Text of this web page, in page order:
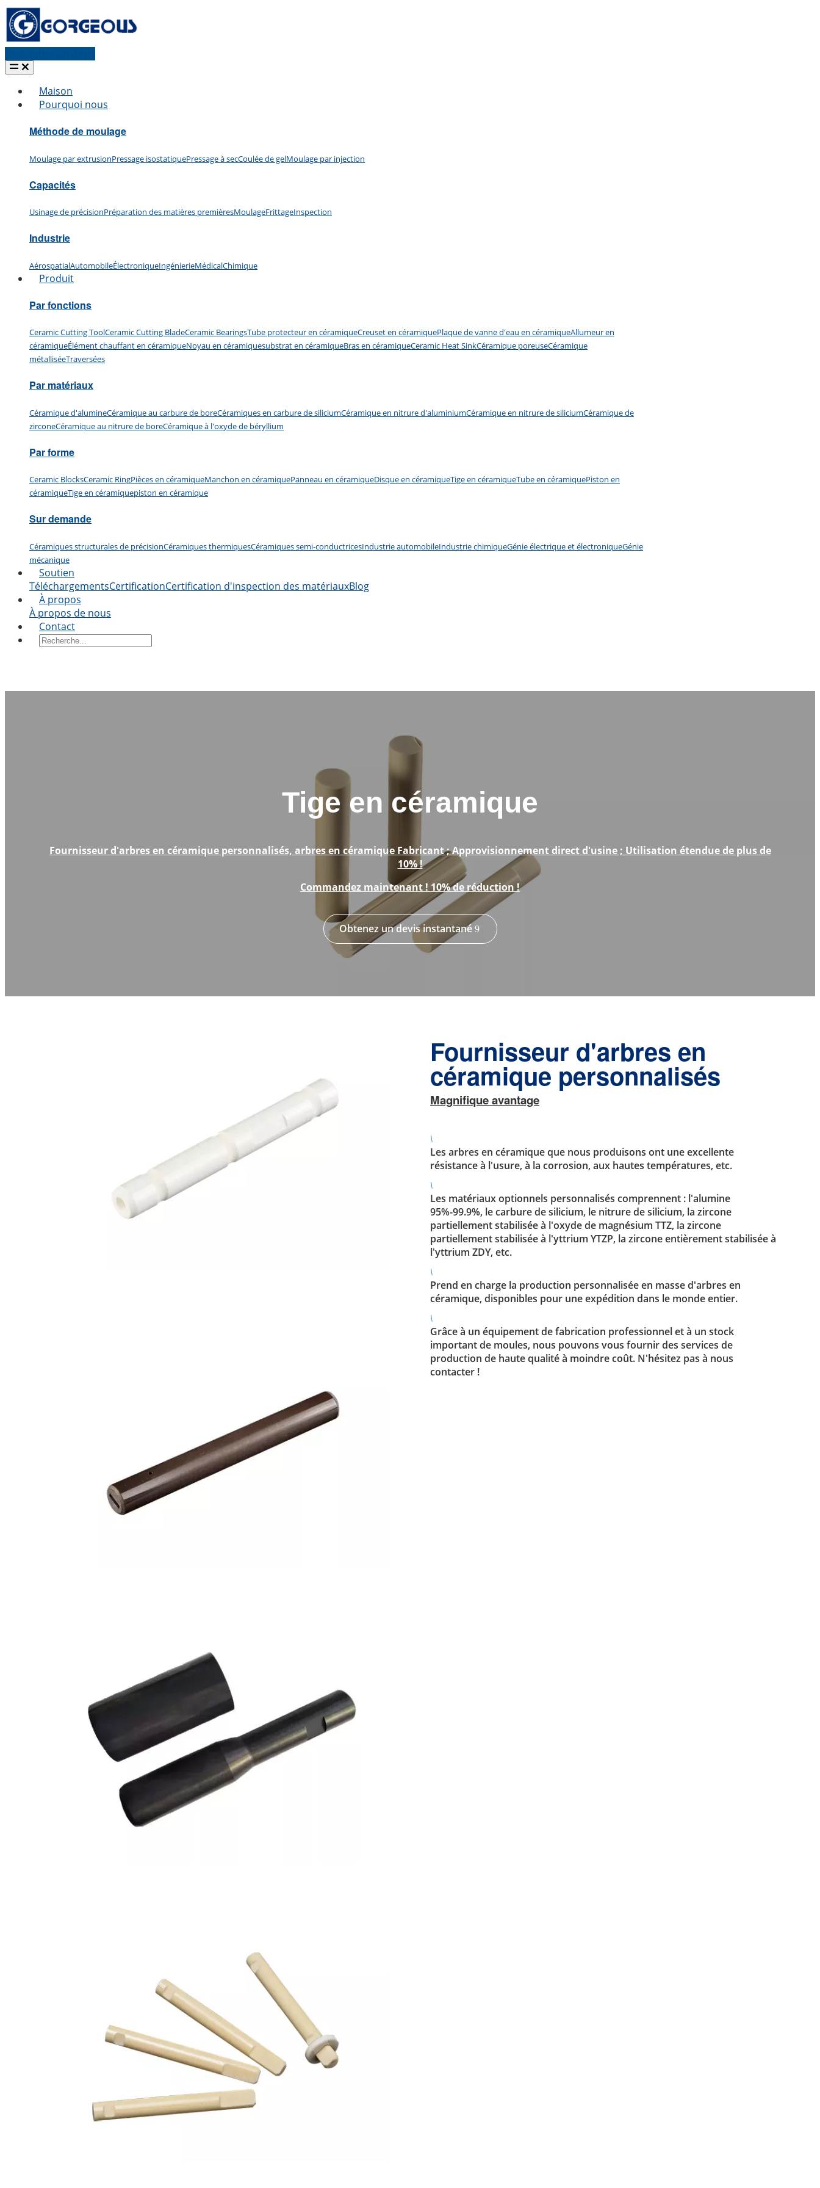
Maison
Pourquoi nous
Méthode de moulage
Moulage par extrusionPressage isostatiquePressage à secCoulée de gelMoulage par injection
Capacités
Usinage de précisionPréparation des matières premièresMoulageFrittageInspection
Industrie
AérospatialAutomobileÉlectroniqueIngénierieMédicalChimique
Produit
Par fonctions
Ceramic Cutting ToolCeramic Cutting BladeCeramic BearingsTube protecteur en céramiqueCreuset en céramiquePlaque de vanne d'eau en céramiqueAllumeur en
céramiqueÉlément chauffant en céramiqueNoyau en céramiquesubstrat en céramiqueBras en céramiqueCeramic Heat SinkCéramique poreuseCéramique
métalliséeTraversées
Par matériaux
Céramique d'alumineCéramique au carbure de boreCéramiques en carbure de siliciumCéramique en nitrure d'aluminiumCéramique en nitrure de siliciumCéramique de
zirconeCéramique au nitrure de boreCéramique à l'oxyde de béryllium
Par forme
Ceramic BlocksCeramic RingPièces en céramiqueManchon en céramiquePanneau en céramiqueDisque en céramiqueTige en céramiqueTube en céramiquePiston en
céramiqueTige en céramiquepiston en céramique
Sur demande
Céramiques structurales de précisionCéramiques thermiquesCéramiques semi-conductricesIndustrie automobileIndustrie chimiqueGénie électrique et électroniqueGénie
mécanique
Soutien
TéléchargementsCertificationCertification d'inspection des matériauxBlog
À propos
À propos de nous
Contact
Tige en céramique
Fournisseur d'arbres en céramique personnalisés, arbres en céramiqueFabricant ; Approvisionnement direct d'usine ; Utilisation étendue de plus de
10% !
Commandez maintenant ! 10% de réduction !
Obtenez un devis instantané
Fournisseur d'arbres en
céramique personnalisés
Magnifique avantage
\
Les arbres en céramique que nous produisons ont une excellente
résistance à l'usure, à la corrosion, aux hautes températures, etc.
\
Les matériaux optionnels personnalisés comprennent : l'alumine
95%-99.9%, le carbure de silicium, le nitrure de silicium, la zircone
partiellement stabilisée à l'oxyde de magnésium TTZ, la zircone
partiellement stabilisée à l'yttrium YTZP, la zircone entièrement stabilisée à
l'yttrium ZDY, etc.
\
Prend en charge la production personnalisée en masse d'arbres en
céramique, disponibles pour une expédition dans le monde entier.
\
Grâce à un équipement de fabrication professionnel et à un stock
important de moules, nous pouvons vous fournir des services de
production de haute qualité à moindre coût. N'hésitez pas à nous
contacter !